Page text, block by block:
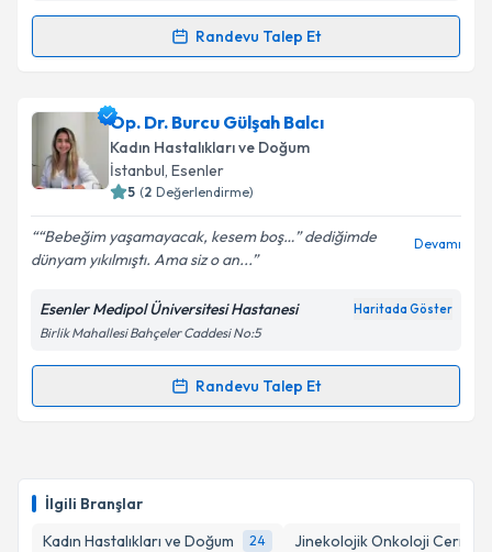
İlgili Branşlar
Kadın Hastalıkları ve Doğum
24 Jinekolojik Onkoloji
kapsamda işlenmesini kabul ediyorum.
Randevu Talep Et
Randevu Takvimi Talebi
Op. Dr. Sevde Çetinkayaiçin randevu takvimi talebi
oluşturun. Size bu uzmandan randevu almanız için bir
takvim hazırlandığında e-posta ile bilgilendireceğiz.
Kişisel verilerimin işlenmesine ilişkin
Aydınlatma
Metni'ni okudum ve kişisel verilerimin belirtilen
kapsamda işlenmesini kabul ediyorum.
Op. Dr. Burcu Gülşah Balcı
Kadın Hastalıkları ve Doğum
İstanbul, Esenler
5 (2 Değerlendirme)
“Bebeğim yaşamayacak, kesem boş…” dediğimde
dünyam yıkılmıştı. Ama siz o an...
Devamı
Esenler Medipol Üniversitesi Hastanesi Haritada Göster
Birlik Mahallesi Bahçeler Caddesi No:5
Randevu Talep Et
Randevu Takvimi Talebi
için bir takvim hazırlandığında e-posta ile
bilgilendireceğiz.